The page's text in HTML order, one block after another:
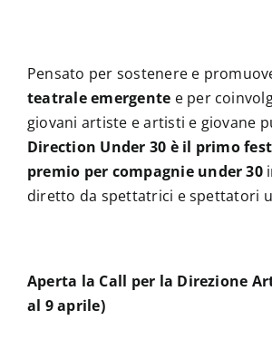
Pensato per sostenere e
teatrale emergente e per
giovani artiste e artisti e giovane
Direction Under 30 è il primo
premio per compagnie under 30
diretto da spettatrici e spettatori
Aperta la Call per la Direzione
al 9 aprile)